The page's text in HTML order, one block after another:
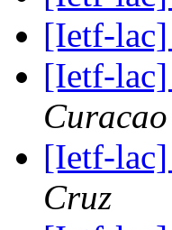
[Ietf-
[Ietf-
Curacao
[Ietf-
Cruz